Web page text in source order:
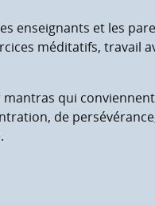
enseignants et les
méditatifs, travail
qui
de